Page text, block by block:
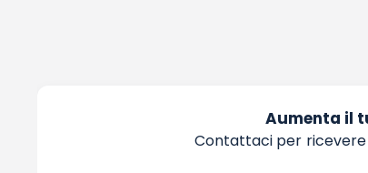
Aumenta il
Contattaci per ricevere